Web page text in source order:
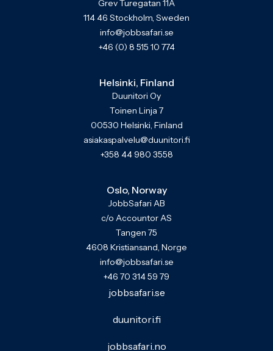
Grev Turegatan 11A
114 46 Stockholm, Sweden
info@jobbsafari.se
+46 (0) 8 515 10 774
Helsinki, Finland
Duunitori Oy
Toinen Linja 7
00530 Helsinki, Finland
asiakaspalvelu@duunitori.fi
+358 44 980 3558
Oslo, Norway
JobbSafari AB
c/o Accountor AS
Tangen 75
4608 Kristiansand, Norge
info@jobbsafari.se
+46 70 314 59 79
jobbsafari.se
duunitori.fi
jobbsafari.no